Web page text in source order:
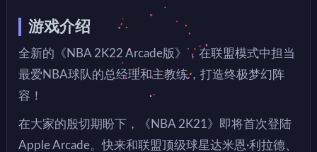
游戏介绍
全新的《NBA 2K22 Arcade版》，在联盟模式中担当
最爱NBA球队的总经理和主教练，打造终极梦幻阵
容！
在大家的殷切期盼下，《NBA 2K21》即将首次登陆
Apple Arcade。快来和联盟顶级球星达米恩·利拉德、